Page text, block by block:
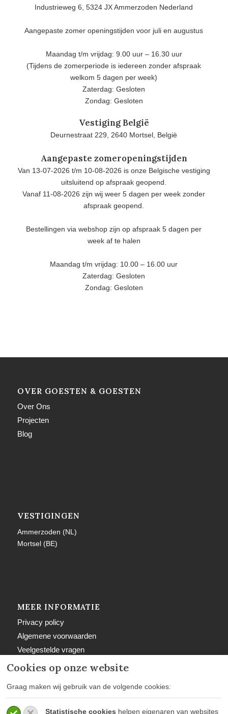
Cookies op onze website
Graag maken wij gebruik van de volgende cookies:
Statistische cookies helpen eigenaren van websites
Industrieweg 6, 5324 JX Ammerzoden Nederland
Aangepaste zomer openingstijden voor juli en augustus
Maandag t/m vrijdag: 9.00 uur – 16.30 uur
(Tijdens de zomerperiode is iedereen zonder afspraak
welkom 5 dagen per week)
Zaterdag: Gesloten
Zondag: Gesloten
Vestiging België
Deurnestraat 229, 2640 Mortsel, België
Aangepaste zomeropeningstijden
Van 13-07-2026 t/m 10-08-2026 is onze Belgische vestiging
uitsluitend op afspraak geopend.
Vanaf 11-08-2026 zijn wij weer 5 dagen per week zonder
afspraak geopend.
Bestellingen via webshop zijn op afspraak 5 dagen per
week af te halen
Maandag t/m vrijdag: 10.00 – 16.00 uur
Zaterdag: Gesloten
Zondag: Gesloten
OVER GOESTEN & GOESTEN
Over Ons
Projecten
Blog
VESTIGINGEN
Ammerzoden (NL)
Mortsel (BE)
MEER INFORMATIE
Privacy policy
Algemene voorwaarden
Veelgestelde vragen
Retourbeleid